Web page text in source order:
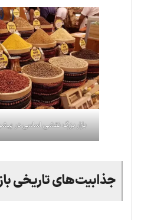
بازار بزرگ نقشی اساسی در
جذابیت‌های تاریخی